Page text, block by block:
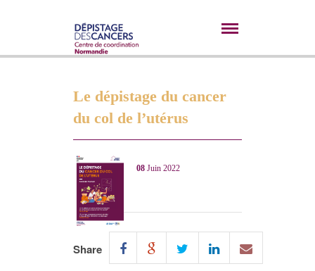
Le dépistage du cancer
du col de l’utérus
08 Juin 2022
Share